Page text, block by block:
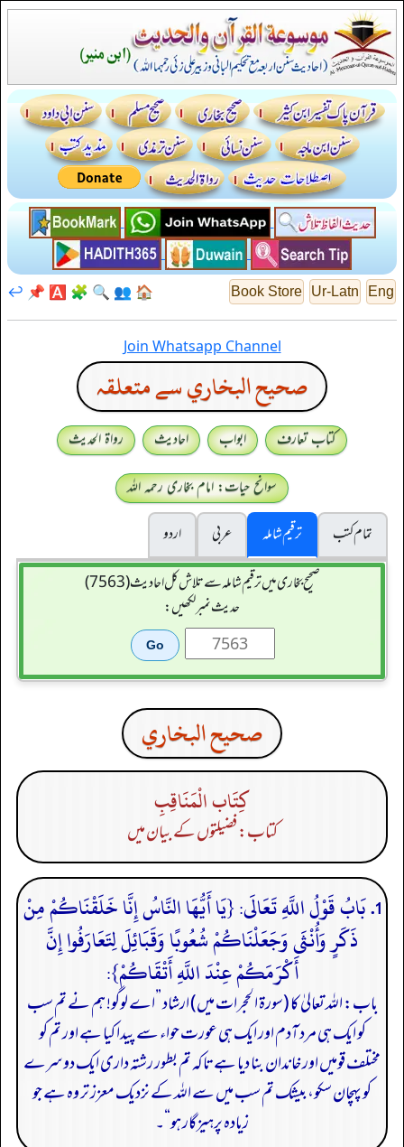
Eng
Ur-Latn
Book Store
🏠
👥
🔍
🧩
🅰️
📌
↩️
Join Whatsapp Channel
صحيح البخاري سے متعلقہ
کتاب تعارف ابواب احادیث
رواۃ الحدیث
سوانح حیات: امام بخاری رحمہ اللہ
تمام کتب
ترقیم شاملہ عربی
اردو
صحیح بخاری میں ترقیم شاملہ سے تلاش کل احادیث (7563)
حدیث نمبر لکھیں:
صحيح البخاري
كِتَاب الْمَنَاقِبِ
کتاب: فضیلتوں کے بیان میں
1. بَابُ قَوْلُ اللَّهِ تَعَالَى: {يَا أَيُّهَا النَّاسُ إِنَّا خَلَقْنَاكُمْ مِنْ
ذَكَرٍ وَأُنْثَى وَجَعَلْنَاكُمْ شُعُوبًا وَقَبَائِلَ لِتَعَارَفُوا إِنَّ
أَكْرَمَكُمْ عِنْدَ اللَّهِ أَتْقَاكُمْ}:
باب: اللہ تعالیٰ کا (سورۃ الحجرات میں) ارشاد ”اے لوگو! ہم نے تم سب
کو ایک ہی مرد آدم اور ایک ہی عورت حواء سے پیدا کیا ہے اور تم کو
مختلف قومیں اور خاندان بنا دیا ہے تاکہ تم بطور رشتہ داری ایک دوسرے
کو پہچان سکو، بیشک تم سب میں سے اللہ کے نزدیک معزز تر وہ ہے جو
زیادہ پرہیزگار ہو“۔